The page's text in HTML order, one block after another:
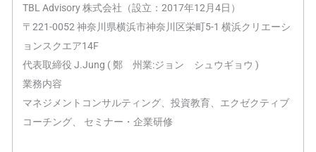
TBL Advisory 株式会社（設立：2017年12月4日）
〒221-0052 神奈川県横浜市神奈川区栄町5-1 横浜クリエーシ
ョンスクエア14F
代表取締役 J.Jung ( 鄭 州業:ジョン シュウギョウ )
業務内容
マネジメントコンサルティング、投資教育、エクゼクティブ
コーチング、 セミナー・企業研修